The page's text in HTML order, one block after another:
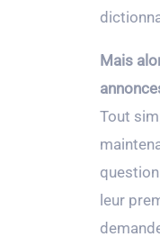
Mais
Tout
leur